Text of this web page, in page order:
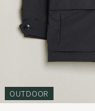
OUTDOOR